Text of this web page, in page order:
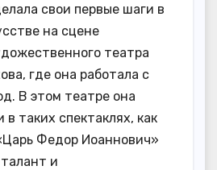
свои первые шаги в
на сцене
театра
где она работала с
В этом театре она
в таких спектаклях, как
Федор Иоаннович»
и